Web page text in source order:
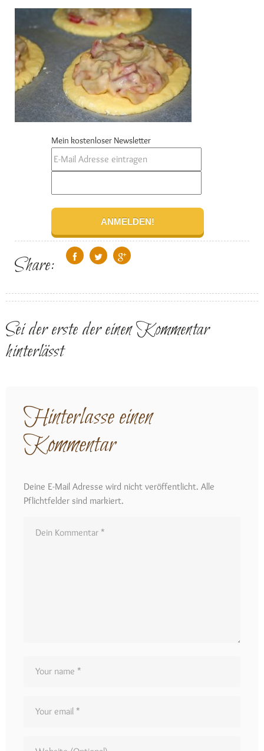
Mein kostenloser Newsletter
Share:
Sei der erste der einen Kommentar
hinterlässt
Hinterlasse einen
Kommentar
Deine E-Mail Adresse wird nicht veröffentlicht. Alle
Pflichtfelder sind markiert.